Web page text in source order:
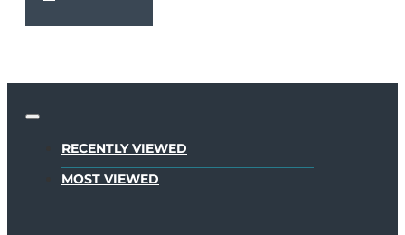
RECENTLY VIEWED
MOST VIEWED